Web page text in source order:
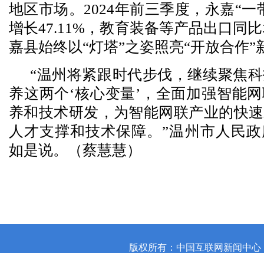
地区市场。2024年前三季度，永嘉“一
增长47.11%，教育装备等产品出口同
嘉县始终以“灯塔”之姿照亮“开放合作”
“温州将紧跟时代步伐，继续聚焦
养这两个‘核心变量’，全面加强智能
养和技术研发，为智能网联产业的快
人才支撑和技术保障。”温州市人民
如是说。（蔡慧慧）
版权所有：中国互联网新闻中